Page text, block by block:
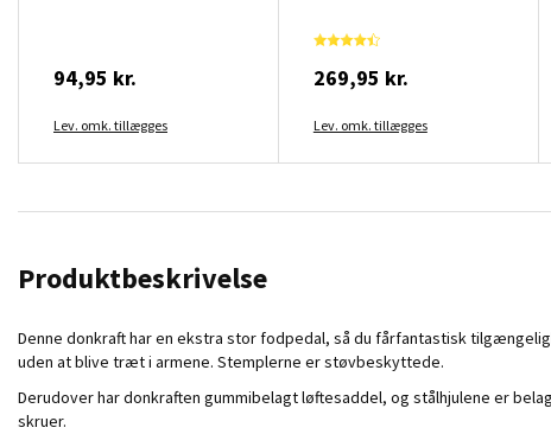
94,95 kr.
Lev. omk. tillægges
269,95 kr.
Lev. omk. tillægges
Produktbeskrivelse
Denne donkraft har en ekstra stor fodpedal, så du fårfantastisk
uden at blive træt i armene. Stemplerne er støvbeskyttede.
Derudover har donkraften gummibelagt løftesaddel, og stålhjulene er
skruer.